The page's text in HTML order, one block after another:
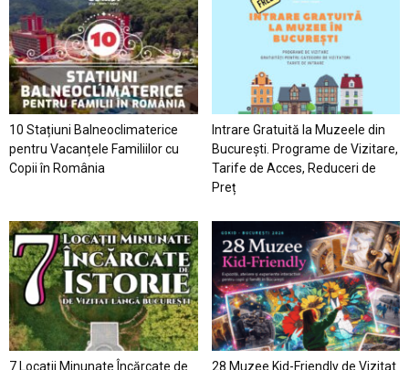
10 Stațiuni Balneoclimaterice
pentru Vacanțele Familiilor cu
Copii în România
Intrare Gratuită la Muzeele din
București. Programe de Vizitare,
Tarife de Acces, Reduceri de
Preț
7 Locaţii Minunate Încărcate de
28 Muzee Kid-Friendly de Vizitat